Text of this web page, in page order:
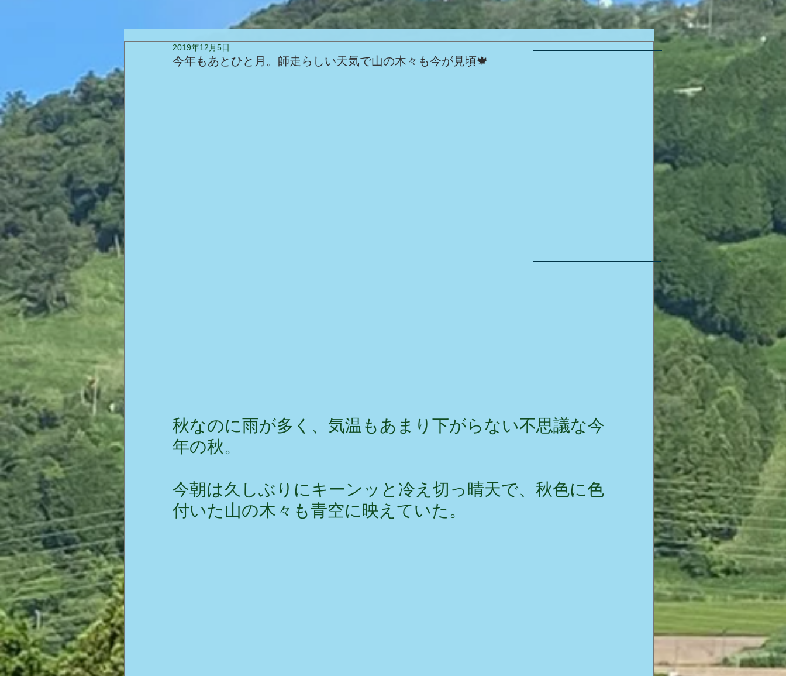
今年もあとひと月。師走らしい天気で山の木々も今が見頃🍁
2019年12月5日
秋なのに雨が多く、気温もあまり下がらない不思議な今
年の秋。
今朝は久しぶりにキーンッと冷え切っ晴天で、秋色に色
付いた山の木々も青空に映えていた。